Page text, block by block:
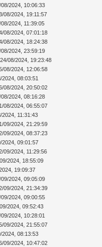
2024, 10:06:33
08/2024, 19:11:57
2024, 11:39:05
08/2024, 07:01:18
08/2024, 18:24:38
2024, 23:59:19
08/2024, 19:23:48
08/2024, 12:06:58
2024, 08:03:51
08/2024, 20:50:02
2024, 08:16:28
08/2024, 06:55:07
2024, 11:31:43
09/2024, 21:29:59
09/2024, 08:37:23
2024, 09:01:57
09/2024, 11:29:56
2024, 18:55:09
19:09:37
2024, 09:05:09
09/2024, 21:34:39
2024, 09:00:55
2024, 09:52:43
2024, 10:28:01
09/2024, 21:55:07
2024, 08:13:53
09/2024, 10:47:02